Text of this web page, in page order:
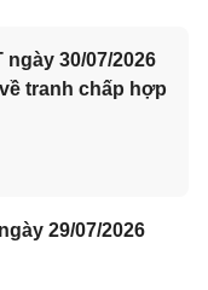
ngày 30/07/2026
tranh chấp hợp
29/07/2026